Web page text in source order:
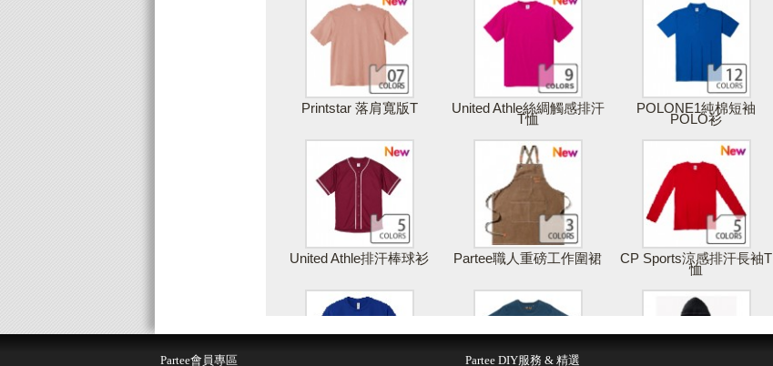
取得報價 儲存 & 購買
Printstar 落肩寬版T United Athle絲綢觸感排汗
T恤
POLONE1純棉短袖
POLO衫
United Athle排汗棒球衫 Partee職人重磅工作圍裙 CP Sports涼感排汗長袖T
恤
Partee會員專區 Partee DIY服務 & 精選